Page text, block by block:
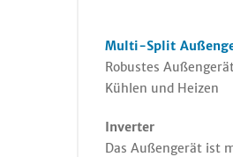
Multi-Split
Robustes
Kühlen und Heizen
Inverter
Das Außengerät ist